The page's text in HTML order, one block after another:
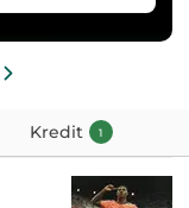
Kredit 1